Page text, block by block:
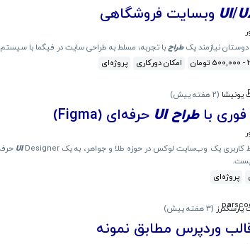
UI/ وبسایت فروشگاهی
نیازمند یکطراحبا تجربه، مسلط به طراحی سایت در فیگما با سیستم Liquid Glass هستیم
امکان دورکاری پروژه‌ای
پونیشا (2 هفته پیش )
باطراح UI حرفه‌ای (Figma)
کاربری یک وب‌سایت لوکس در حوزه طلا و جواهر، به یک
UIDesigner حرفه‌ای و خوش‌سلیقه مسلط ❌ فقط طراحی
پروژه‌ای
پارسکدرز (3 هفته پیش )
وردپرس مطابق نمونه